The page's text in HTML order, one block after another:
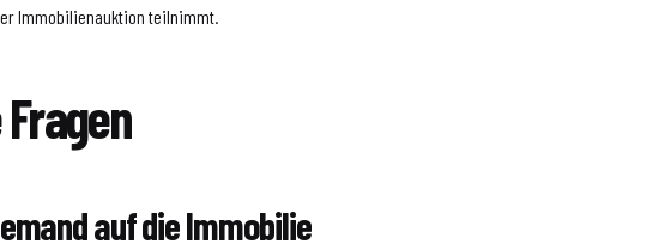
Immobilienauktion teilnimmt.
auf die Immobilie